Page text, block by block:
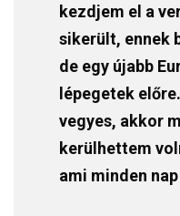
kezdjem el a
sikerült, ennek
de egy újabb
lépegetek
vegyes, akkor
kerülhettem
ami minden